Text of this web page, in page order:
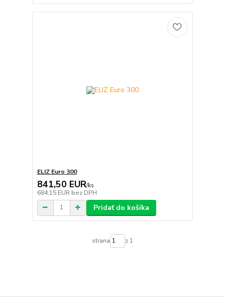
ELIZ Euro 300
841,50 EUR/ks
684,15 EUR bez DPH
Pridať do košíka
strana z 1